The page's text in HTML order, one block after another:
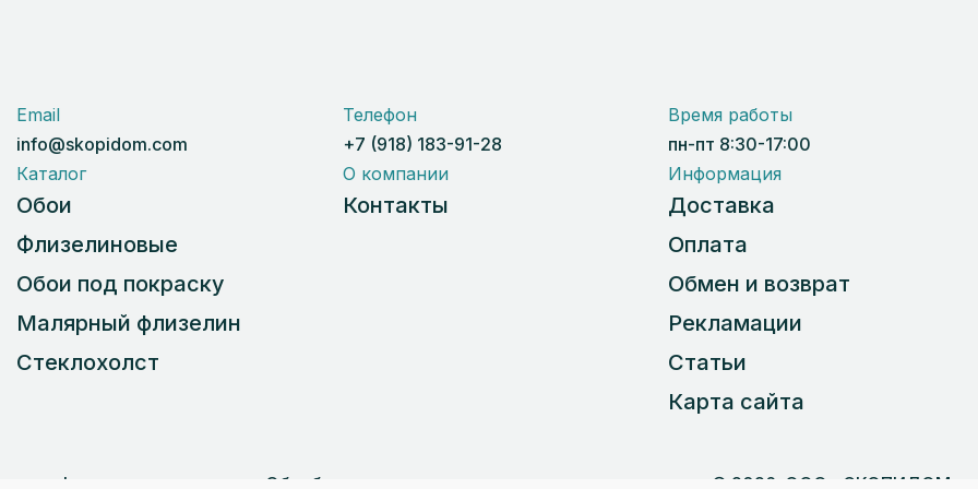
Email
info@skopidom.com
Телефон
+7 (918) 183-91-28
Время работы
пн-пт 8:30-17:00
Каталог
Обои
Флизелиновые
Обои под покраску
Малярный флизелин
Стеклохолст
О компании
Контакты
Информация
Доставка
Оплата
Обмен и возврат
Рекламации
Статьи
Карта сайта
оферта Обработка персональных данных © 2026, ООО «СКОПИДОМ»